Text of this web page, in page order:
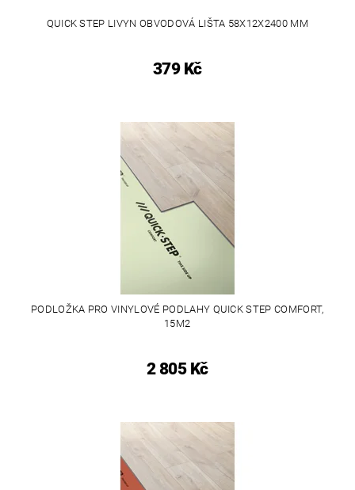
QUICK STEP LIVYN OBVODOVÁ LIŠTA 58X12X2400 MM
379 Kč
PODLOŽKA PRO VINYLOVÉ PODLAHY QUICK STEP COMFORT,
15M2
2 805 Kč